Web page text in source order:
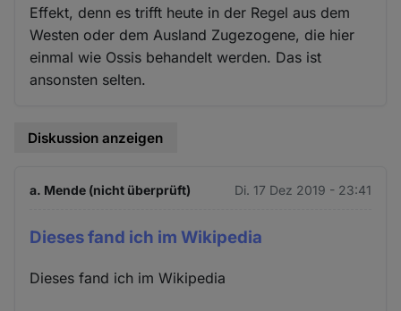
Effekt, denn es trifft heute in der Regel aus dem
Westen oder dem Ausland Zugezogene, die hier
einmal wie Ossis behandelt werden. Das ist
ansonsten selten.
Diskussion anzeigen
a. Mende (nicht überprüft) Di. 17 Dez 2019 - 23:41
Dieses fand ich im Wikipedia
Dieses fand ich im Wikipedia